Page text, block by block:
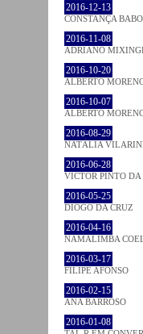
2016-12-13
CONSTANÇA BABO
2016-11-08
ADRIANO
2016-10-20
ALBERTO
2016-10-07
ALBERTO
2016-08-29
NATÁLIA
2016-06-28
VICTOR PINTO DA
2016-05-25
DIOGO DA CRUZ
2016-04-16
NAMALIMBA
2016-03-17
FILIPE AFONSO
2016-02-15
ANA BARROSO
2016-01-08